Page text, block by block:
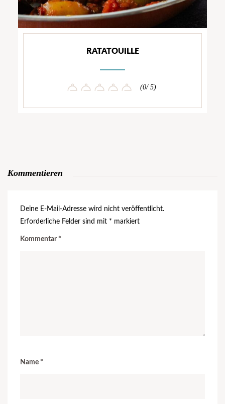
RATATOUILLE
(0/ 5)
Kommentieren
Deine E-Mail-Adresse wird nicht veröffentlicht.
Erforderliche Felder sind mit * markiert
Kommentar *
Name *